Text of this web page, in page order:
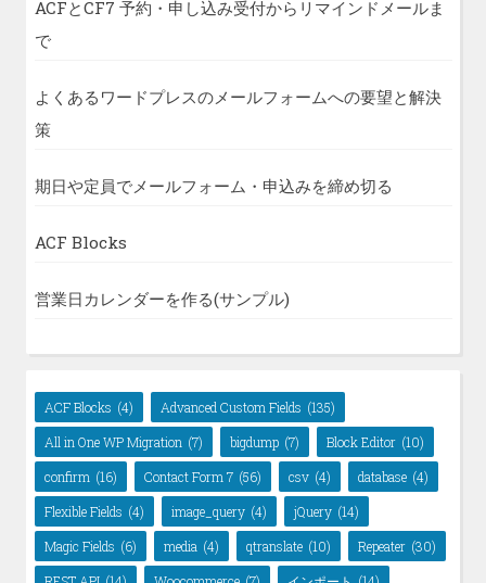
ACFとCF7 予約・申し込み受付からリマインドメールま
で
よくあるワードプレスのメールフォームへの要望と解決
策
期日や定員でメールフォーム・申込みを締め切る
ACF Blocks
営業日カレンダーを作る(サンプル)
ACF Blocks (4) Advanced Custom Fields (135)
All in One WP Migration (7) bigdump (7) Block Editor (10)
confirm (16) Contact Form 7 (56) csv (4) database (4)
Flexible Fields (4) image_query (4) jQuery (14)
Magic Fields (6) media (4) qtranslate (10) Repeater (30)